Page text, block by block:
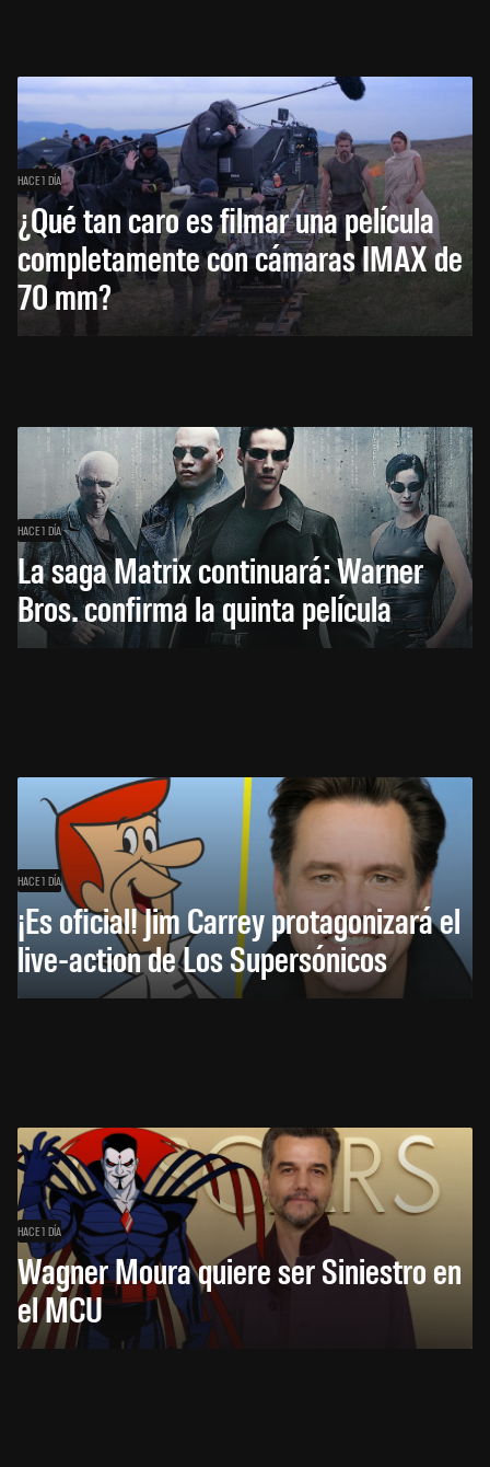
HACE 1 DÍA
¿Qué tan caro es filmar una película
completamente con cámaras IMAX de
70 mm?
HACE 1 DÍA
La saga Matrix continuará: Warner
Bros. confirma la quinta película
HACE 1 DÍA
¡Es oficial! Jim Carrey protagonizará el
live-action de Los Supersónicos
HACE 1 DÍA
Wagner Moura quiere ser Siniestro en
el MCU